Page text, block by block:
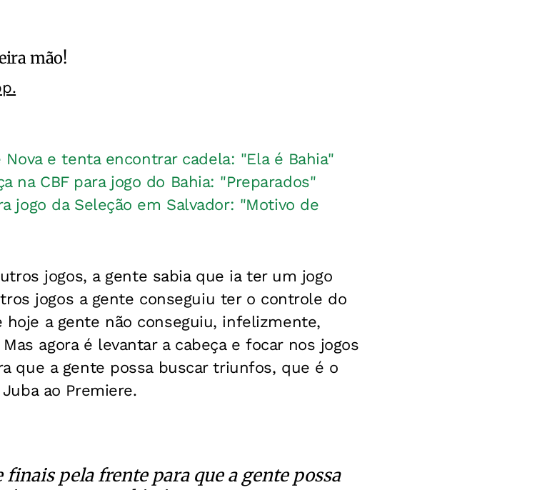
mão!
Nova e tenta encontrar cadela: "Ela é Bahia"
na CBF para jogo do Bahia: "Preparados"
jogo da Seleção em Salvador: "Motivo de
jogos, a gente sabia que ia ter um jogo
jogos a gente conseguiu ter o controle do
a gente não conseguiu, infelizmente,
agora é levantar a cabeça e focar nos jogos
que a gente possa buscar triunfos, que é o
ao Premiere.
pela frente para que a gente possa